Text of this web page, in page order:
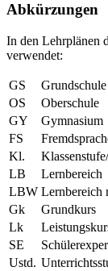
Abkürzungen
In den Lehrplänen
verwendet:
GS
Grundschule
OS
Oberschule
GY
Gymnasium
FS
Kl.
LB
Lernbereich
LBW Lernbereich
Gk
Grundkurs
Lk
SE
Ustd.